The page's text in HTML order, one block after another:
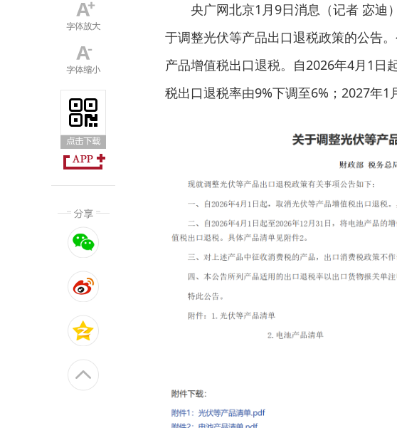
央广网北京1月9日消息（记者 宓迪
于调整光伏等产品出口退税政策的公告
产品增值税出口退税。自2026年4月1日
税出口退税率由9%下调至6%；2027年1